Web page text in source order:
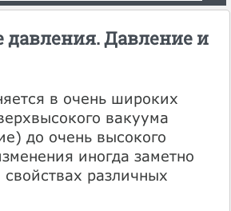
давления. Давление и
в очень широких
вакуума
до очень высокого
иногда заметно
различных